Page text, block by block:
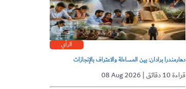
الرأي
دهارمندرا برادان: بين المساءلة والاعتراف بالإنجازات
08 Aug 2026 | قراءة 10 دقائق